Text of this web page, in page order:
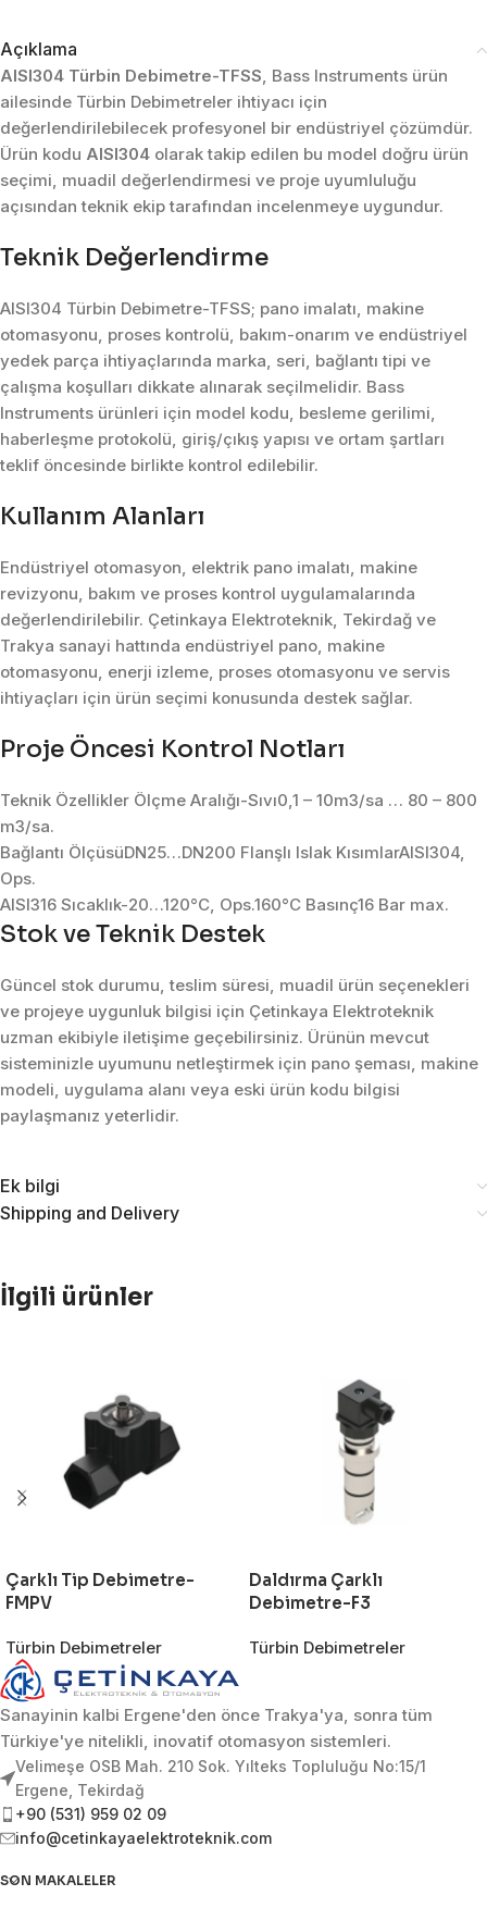
Açıklama
AISI304 Türbin Debimetre-TFSS, Bass Instruments ürün
ailesinde Türbin Debimetreler ihtiyacı için
değerlendirilebilecek profesyonel bir endüstriyel çözümdür.
Ürün kodu AISI304 olarak takip edilen bu model doğru ürün
seçimi, muadil değerlendirmesi ve proje uyumluluğu
açısından teknik ekip tarafından incelenmeye uygundur.
Teknik Değerlendirme
AISI304 Türbin Debimetre-TFSS; pano imalatı, makine
otomasyonu, proses kontrolü, bakım-onarım ve endüstriyel
yedek parça ihtiyaçlarında marka, seri, bağlantı tipi ve
çalışma koşulları dikkate alınarak seçilmelidir. Bass
Instruments ürünleri için model kodu, besleme gerilimi,
haberleşme protokolü, giriş/çıkış yapısı ve ortam şartları
teklif öncesinde birlikte kontrol edilebilir.
Kullanım Alanları
Endüstriyel otomasyon, elektrik pano imalatı, makine
revizyonu, bakım ve proses kontrol uygulamalarında
değerlendirilebilir. Çetinkaya Elektroteknik, Tekirdağ ve
Trakya sanayi hattında endüstriyel pano, makine
otomasyonu, enerji izleme, proses otomasyonu ve servis
ihtiyaçları için ürün seçimi konusunda destek sağlar.
Proje Öncesi Kontrol Notları
Teknik Özellikler Ölçme Aralığı-Sıvı0,1 – 10m3/sa … 80 – 800
m3/sa.
Bağlantı ÖlçüsüDN25…DN200 Flanşlı Islak KısımlarAISI304,
Ops.
AISI316 Sıcaklık-20…120°C, Ops.160°C Basınç16 Bar max.
Stok ve Teknik Destek
Güncel stok durumu, teslim süresi, muadil ürün seçenekleri
ve projeye uygunluk bilgisi için Çetinkaya Elektroteknik
uzman ekibiyle iletişime geçebilirsiniz. Ürünün mevcut
sisteminizle uyumunu netleştirmek için pano şeması, makine
modeli, uygulama alanı veya eski ürün kodu bilgisi
paylaşmanız yeterlidir.
Ek bilgi
Shipping and Delivery
İlgili ürünler
Çarklı Tip Debimetre-
FMPV
Türbin Debimetreler
Daldırma Çarklı
Debimetre-F3
Türbin Debimetreler
Sanayinin kalbi Ergene'den önce Trakya'ya, sonra tüm
Türkiye'ye nitelikli, inovatif otomasyon sistemleri.
Velimeşe OSB Mah. 210 Sok. Yılteks Topluluğu No:15/1
Ergene, Tekirdağ
+90 (531) 959 02 09
info@cetinkayaelektroteknik.com
SON MAKALELER